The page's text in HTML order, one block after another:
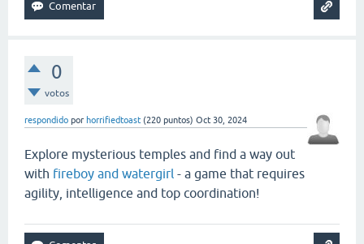
0
votos
respondido por horrifiedtoast (220 puntos) Oct 30, 2024
Explore mysterious temples and find a way out
with fireboy and watergirl - a game that requires
agility, intelligence and top coordination!